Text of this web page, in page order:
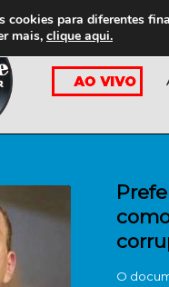
O
cookies para diferentes
mais, clique aqui.